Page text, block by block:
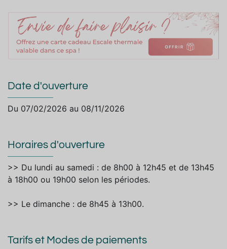
Date d'ouverture
Du 07/02/2026 au 08/11/2026
Horaires d'ouverture
>> Du lundi au samedi : de 8h00 à 12h45 et de 13h45
à 18h00 ou 19h00 selon les périodes.
>> Le dimanche : de 8h45 à 13h00.
Tarifs et Modes de paiements